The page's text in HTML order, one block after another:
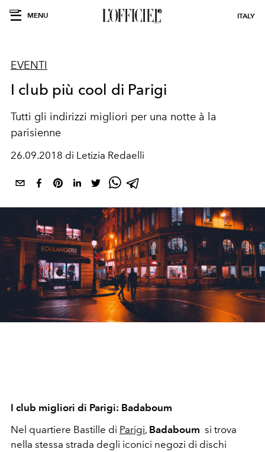
MENU ITALY
EVENTI
I club più cool di Parigi
Tutti gli indirizzi migliori per una notte à la
parisienne
26.09.2018 di Letizia Redaelli
I club migliori di Parigi: Badaboum
Nel quartiere Bastille di Parigi, Badaboum si trova
nella stessa strada degli iconici negozi di dischi